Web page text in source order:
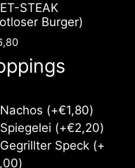
STEAK
Burger)
Nachos (+€1,80)
Spiegelei (+€2,20)
Gegrillter Speck (+
)